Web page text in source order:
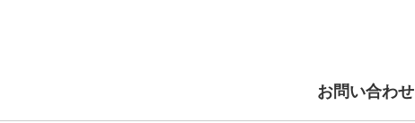
お問い合わせ